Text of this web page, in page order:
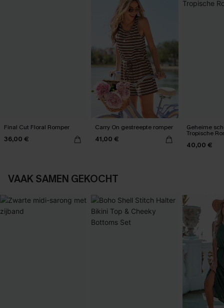
Final Cut Floral Romper
36,00 €
Carry On gestreepte romper
41,00 €
Geheime
Tropische
40,00 €
VAAK SAMEN GEKOCHT